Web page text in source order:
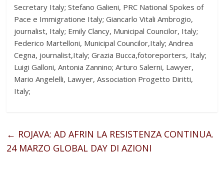
Secretary Italy; Stefano Galieni, PRC National Spokes of
Pace e Immigratione Italy; Giancarlo Vitali Ambrogio,
journalist, Italy; Emily Clancy, Municipal Councilor, Italy;
Federico Martelloni, Municipal Councilor,Italy; Andrea
Cegna, journalist,Italy; Grazia Bucca,fotoreporters, Italy;
Luigi Galloni, Antonia Zannino; Arturo Salerni, Lawyer,
Mario Angelelli, Lawyer, Association Progetto Diritti,
Italy;
← ROJAVA: AD AFRIN LA RESISTENZA CONTINUA.
24 MARZO GLOBAL DAY DI AZIONI